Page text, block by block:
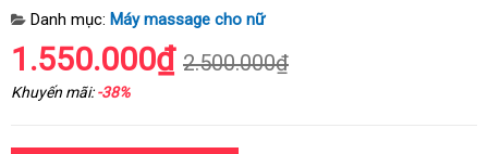
Danh mục: Máy massage cho nữ
1.550.000₫ 2.500.000₫
Khuyến mãi:-38%